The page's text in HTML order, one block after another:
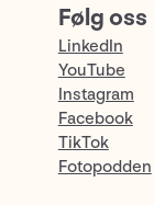
Følg oss
LinkedIn
YouTube
Instagram
Facebook
TikTok
Fotopodden